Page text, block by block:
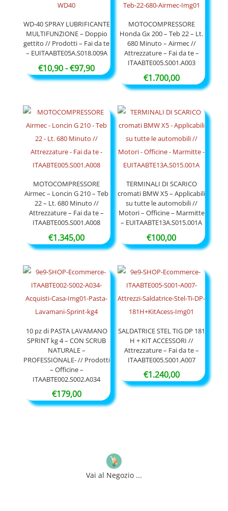
WD-40 SPRAY LUBRIFICANTE
MULTIFUNZIONE – Doppio
gettito // Prodotti – Fai da te
– EUITAABTE05A.S018.009A
€10,90-€97,90Fascia
di
da
€10,90
a
€97,90
MOTOCOMPRESSORE
Honda Gx 200 – Teb 22 – Lt.
680 Minuto – Airmec //
Attrezzature – Fai da te –
ITAABTE005.S001.A003
€1.700,00
MOTOCOMPRESSORE
Airmec – Loncin G 210 – Teb
22 – Lt. 680 Minuto //
Attrezzature – Fai da te –
ITAABTE005.S001.A008
€1.345,00
TERMINALI DI SCARICO
cromati BMW X5 – Applicabili
su tutte le automobili //
Motori – Officine – Marmitte
– EUITAABTE13A.S015.001A
€100,00
10 pz di PASTA LAVAMANO
SPRINT kg 4 – CON SCRUB
NATURALE –
PROFESSIONALE- // Prodotti
– Officine –
ITAABTE002.S002.A034
€179,00
SALDATRICE STEL TIG DP 181
H + KIT ACCESSORI //
Attrezzature – Fai da te –
ITAABTE005.S001.A007
€1.240,00
Vai al Negozio ...